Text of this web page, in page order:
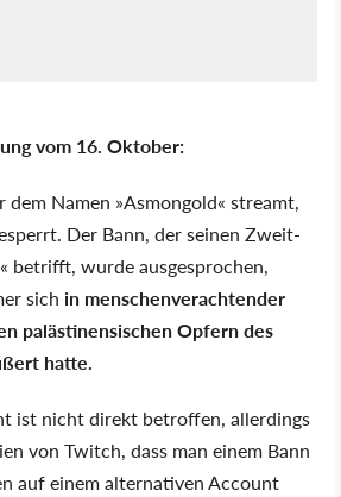
vom 16. Oktober:
Namen »Asmongold« streamt,
Der Bann, der seinen Zweit-
betrifft, wurde ausgesprochen,
sich in menschenverachtender
palästinensischen Opfern des
hatte.
ist nicht direkt betroffen, allerdings
von Twitch, dass man einem Bann
auf einem alternativen Account